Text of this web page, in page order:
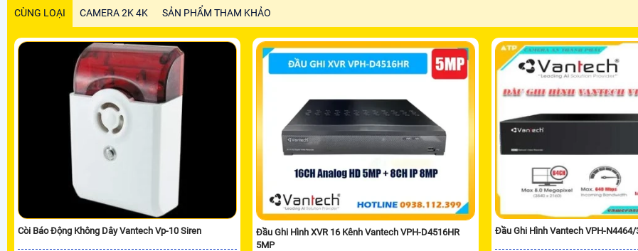
CÙNG LOẠI CAMERA 2K 4K SẢN PHẨM THAM KHẢO
Còi Báo Động Không Dây Vantech Vp-10 Siren
Đầu Ghi Hình XVR 16 Kênh Vantech VPH-D4516HR
5MP
Đầu Ghi Hình Vantech VPH-N4464/